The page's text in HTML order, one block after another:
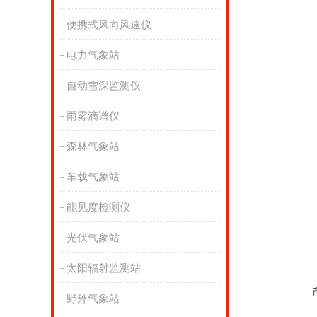
便携式风向风速仪
电力气象站
自动雪深监测仪
雨雾滴谱仪
森林气象站
车载气象站
能见度检测仪
光伏气象站
太阳辐射监测站
野外气象站